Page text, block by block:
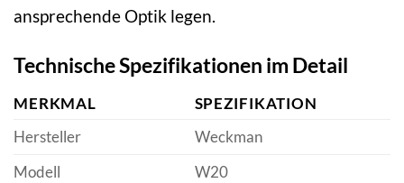
ansprechende Optik legen.
Technische Spezifikationen im Detail
MERKMAL
SPEZIFIKATION
Hersteller
Weckman
Modell
W20